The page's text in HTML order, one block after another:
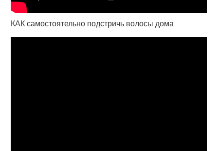
КАК самостоятельно подстричь волосы дома